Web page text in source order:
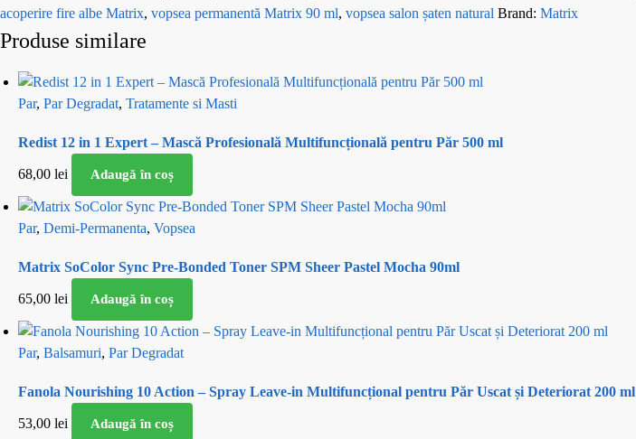
acoperire fire albe Matrix, vopsea permanentă Matrix 90 ml, vopsea salon șaten natural Brand: Matrix
Produse similare
Par, Par Degradat, Tratamente si Masti
Redist 12 in 1 Expert – Mască Profesională Multifuncțională pentru Păr 500 ml
68,00 lei Adaugă în coș
Par, Demi-Permanenta, Vopsea
Matrix SoColor Sync Pre-Bonded Toner SPM Sheer Pastel Mocha 90ml
65,00 lei Adaugă în coș
Par, Balsamuri, Par Degradat
Fanola Nourishing 10 Action – Spray Leave-in Multifuncțional pentru Păr Uscat și Deteriorat 200 ml
53,00 lei Adaugă în coș